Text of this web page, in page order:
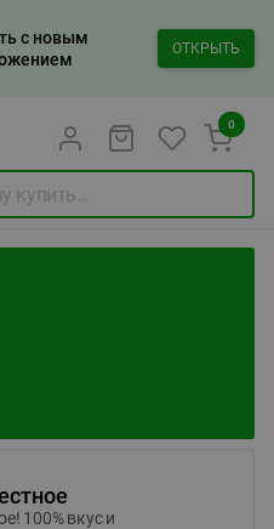
с новым
ОТКРЫТЬ
0
100% вкус и